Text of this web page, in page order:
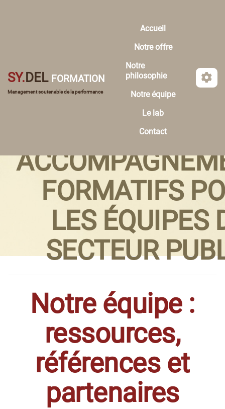
SY. DEL FORMATION
Management soutenable de la performance
Accueil
Notre offre
Notre
philosophie
Notre équipe
Le lab
Contact
FORMATIFS
LES ÉQUIPES
SECTEUR
Notre équipe :
ressources,
références et
partenaires